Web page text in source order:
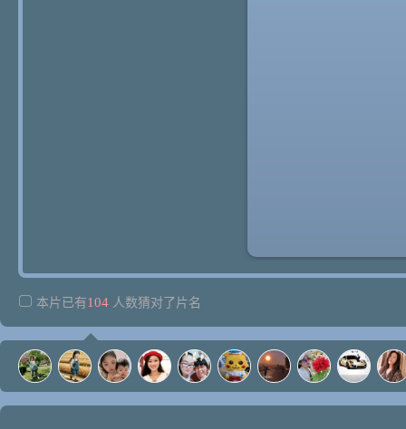
本片已有104 人数猜对了片名